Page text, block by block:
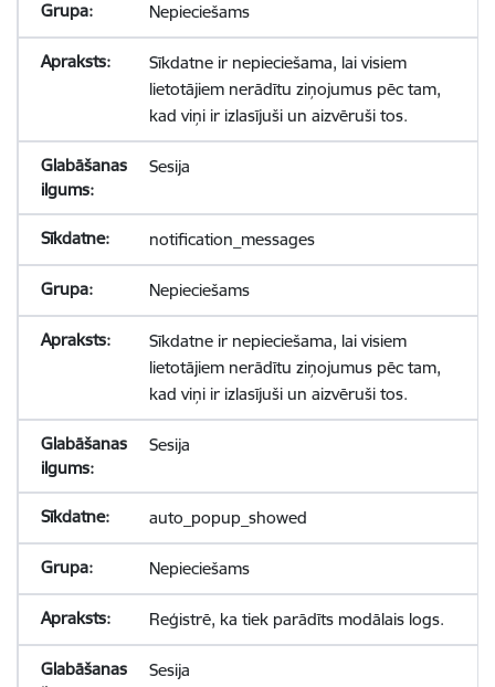
Nepieciešams
Sīkdatne ir nepieciešama, lai visiem
lietotājiem nerādītu ziņojumus pēc tam,
kad viņi ir izlasījuši un aizvēruši tos.
Sesija
notification_messages
Nepieciešams
Sīkdatne ir nepieciešama, lai visiem
lietotājiem nerādītu ziņojumus pēc tam,
kad viņi ir izlasījuši un aizvēruši tos.
Sesija
auto_popup_showed
Nepieciešams
Reģistrē, ka tiek parādīts modālais logs.
Sesija